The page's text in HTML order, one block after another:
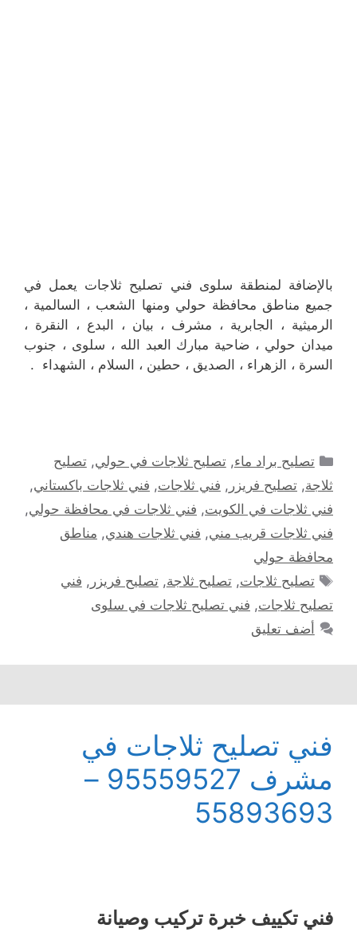
بالإضافة لمنطقة سلوى فني تصليح ثلاجات يعمل في
جميع مناطق محافظة حولي ومنها الشعب ، السالمية ،
الرميثية ، الجابرية ، مشرف ، بيان ، البدع ، النقرة ،
ميدان حولي ، ضاحية مبارك العبد الله ، سلوى ، جنوب
السرة ، الزهراء ، الصديق ، حطين ، السلام ، الشهداء .
التصنيفات
تصليح براد ماء,تصليح ثلاجات في حولي,تصليح
ثلاجة, تصليح فريزر , فني ثلاجات, فني ثلاجات باكستاني,
فني ثلاجات في الكويت, فني ثلاجات في محافظة حولي,
فني ثلاجات قريب مني, فني ثلاجات هندي, مناطق
محافظة حولي
الوسوم
تصليح ثلاجات,تصليح ثلاجة,تصليح فريزر , فني
تصليح ثلاجات, فني تصليح ثلاجات في سلوى
أضف تعليق
فني تصليح ثلاجات في
مشرف 95559527 –
55893693
فني تكييف خبرة تركيب وصيانة